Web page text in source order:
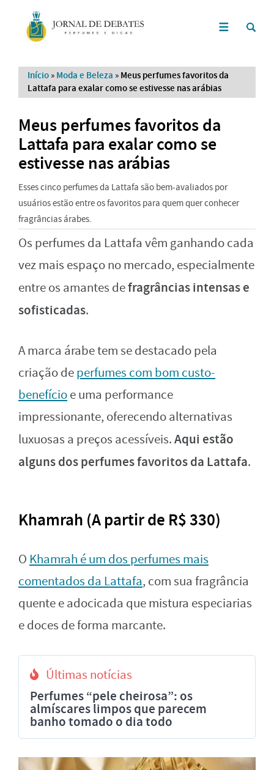
Início » Moda e Beleza » Meus perfumes favoritos da
Lattafa para exalar como se estivesse nas arábias
Meus perfumes favoritos da
Lattafa para exalar como se
estivesse nas arábias
Esses cinco perfumes da Lattafa são bem-avaliados por
usuários estão entre os favoritos para quem quer conhecer
fragrâncias árabes.
Os perfumes da Lattafa vêm ganhando cada
vez mais espaço no mercado, especialmente
entre os amantes defragrâncias intensas e
sofisticadas.
A marca árabe tem se destacado pela
criação deperfumes com bom custo-
benefícioe uma performance
impressionante, oferecendo alternativas
luxuosas a preços acessíveis.Aqui estão
alguns dos perfumes favoritos da Lattafa.
Khamrah (A partir de R$ 330)
O Khamrah é um dos perfumes mais
comentados da Lattafa, com sua fragrância
quente e adocicada que mistura especiarias
e doces de forma marcante.
Últimas notícias
Perfumes “pele cheirosa”: os
almíscares limpos que parecem
banho tomado o dia todo